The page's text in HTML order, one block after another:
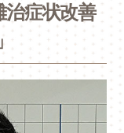
治症状改善